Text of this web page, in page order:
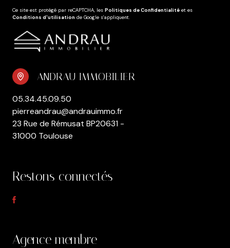
Ce site est protégé par reCAPTCHA, les Politiques de Confidentialité et es
Conditions d'utilisation de Google s'appliquent.
ANDRAU IMMOBILIER
05.34.45.09.50
pierreandrau@andrauimmo.fr
23 Rue de Rémusat BP20631 -
31000 Toulouse
Restons connectés
Agence membre